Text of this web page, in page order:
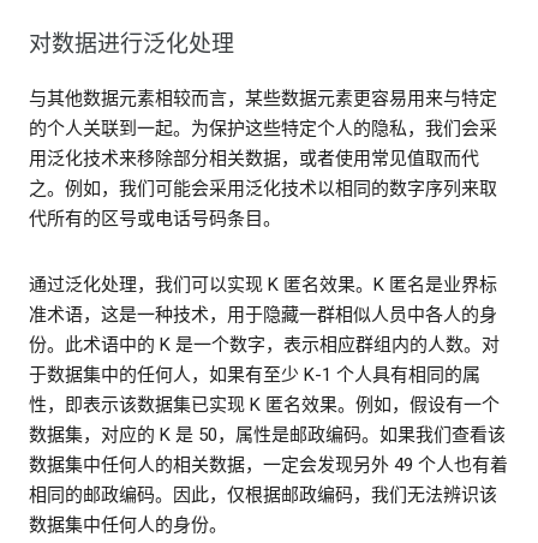
对数据进行泛化处理
与其他数据元素相较而言，某些数据元素更容易用来与特定
的个人关联到一起。为保护这些特定个人的隐私，我们会采
用泛化技术来移除部分相关数据，或者使用常见值取而代
之。例如，我们可能会采用泛化技术以相同的数字序列来取
代所有的区号或电话号码条目。
通过泛化处理，我们可以实现 K 匿名效果。K 匿名是业界标
准术语，这是一种技术，用于隐藏一群相似人员中各人的身
份。此术语中的 K 是一个数字，表示相应群组内的人数。对
于数据集中的任何人，如果有至少 K-1 个人具有相同的属
性，即表示该数据集已实现 K 匿名效果。例如，假设有一个
数据集，对应的 K 是 50，属性是邮政编码。如果我们查看该
数据集中任何人的相关数据，一定会发现另外 49 个人也有着
相同的邮政编码。因此，仅根据邮政编码，我们无法辨识该
数据集中任何人的身份。